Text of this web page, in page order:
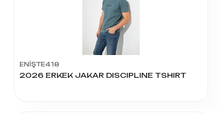
ENİŞTE418
2026 ERKEK JAKAR DISCIPLINE TSHIRT